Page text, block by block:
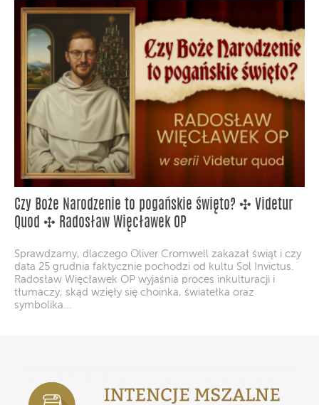
Czy Boże Narodzenie to pogańskie święto? ✣ Videtur
Quod ✣ Radosław Więcławek OP
Sprawdzamy, dlaczego Oliver Cromwell zakazał świąt i czy
data 25 grudnia faktycznie pochodzi od kultu Sol Invictus.
Radosław Więcławek OP wyjaśnia proces inkulturacji i
tłumaczy, skąd wzięły się choinka, światełka oraz
symbolika...